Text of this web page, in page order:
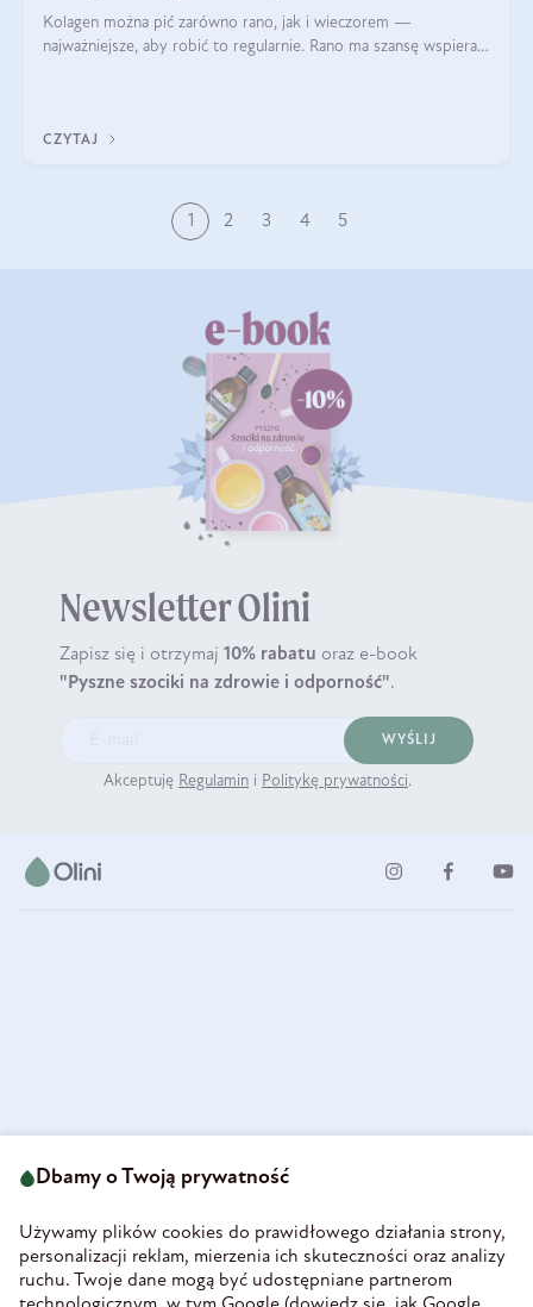
Kolagen można pić zarówno rano, jak i wieczorem —
najważniejsze, aby robić to regularnie. Rano ma szansę wspierać
CZYTAJ
1 2 3 4 5
Newsletter Olini
Zapisz się i otrzymaj 10% rabatu oraz e-book
"Pyszne szociki na zdrowie i odporność".
WYŚLIJ
Akceptuję Regulamin i Politykę prywatności.
58-160 Świebodzice
REGON 890213034
INFORMACJE
Dbamy o Twoją prywatność
Używamy plików cookies do prawidłowego działania strony,
personalizacji reklam, mierzenia ich skuteczności oraz analizy
ruchu. Twoje dane mogą być udostępniane partnerom